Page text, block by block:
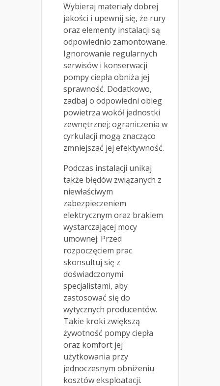
Wybieraj materiały dobrej
jakości i upewnij się, że rury
oraz elementy instalacji są
odpowiednio zamontowane.
Ignorowanie regularnych
serwisów i konserwacji
pompy ciepła obniża jej
sprawność. Dodatkowo,
zadbaj o odpowiedni obieg
powietrza wokół jednostki
zewnętrznej; ograniczenia w
cyrkulacji mogą znacząco
zmniejszać jej efektywność.
Podczas instalacji unikaj
także błędów związanych z
niewłaściwym
zabezpieczeniem
elektrycznym oraz brakiem
wystarczającej mocy
umownej. Przed
rozpoczęciem prac
skonsultuj się z
doświadczonymi
specjalistami, aby
zastosować się do
wytycznych producentów.
Takie kroki zwiększą
żywotność pompy ciepła
oraz komfort jej
użytkowania przy
jednoczesnym obniżeniu
kosztów eksploatacji.